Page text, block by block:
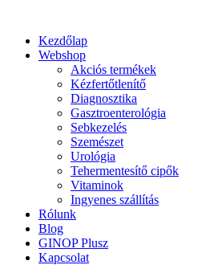
Kezdőlap
Webshop
Akciós termékek
Kézfertőtlenítő
Diagnosztika
Gasztroenterológia
Sebkezelés
Szemészet
Urológia
Tehermentesítő cipők
Vitaminok
Ingyenes szállítás
Rólunk
Blog
GINOP Plusz
Kapcsolat